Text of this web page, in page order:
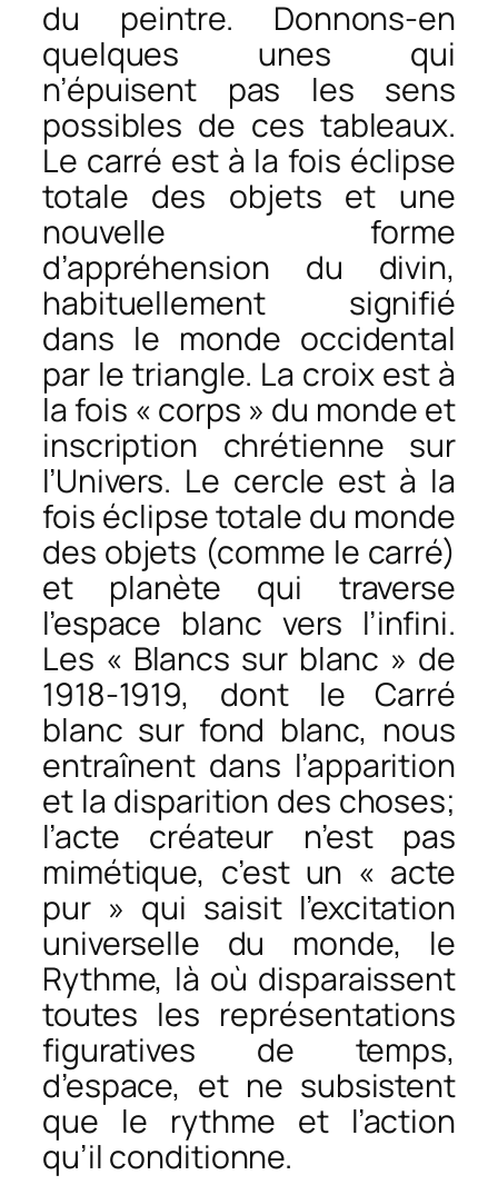
du peintre. Donnons-en
quelques unes qui
n’épuisent pas les sens
possibles de ces tableaux.
Le carré est à la fois éclipse
totale des objets et une
nouvelle forme
d’appréhension du divin,
habituellement signifié
dans le monde occidental
par le triangle. La croix est à
la fois « corps » du monde et
inscription chrétienne sur
l’Univers. Le cercle est à la
fois éclipse totale du monde
des objets (comme le carré)
et planète qui traverse
l’espace blanc vers l’infini.
Les « Blancs sur blanc » de
1918-1919, dont le Carré
blanc sur fond blanc, nous
entraînent dans l’apparition
et la disparition des choses;
l’acte créateur n’est pas
mimétique, c’est un « acte
pur » qui saisit l’excitation
universelle du monde, le
Rythme, là où disparaissent
toutes les représentations
figuratives de temps,
d’espace, et ne subsistent
que le rythme et l’action
qu’il conditionne.